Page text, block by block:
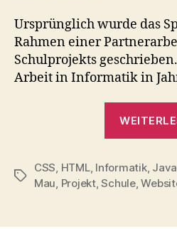
Ursprünglich wurde das
Rahmen einer
Schulprojekts
Arbeit in Informatik in
Schlagwörter
CSS, HTML, Informatik,
Mau, Projekt,Schule,